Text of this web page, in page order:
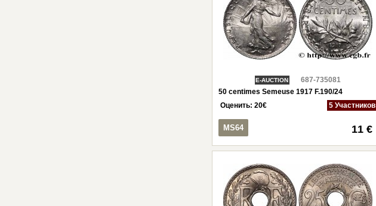
E-AUCTION
687-735081
50 centimes Semeuse 1917 F.190/24
Оценить:20€ 5 Участников
MS64 11 €